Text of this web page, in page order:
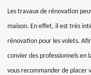
Les travaux de rénovation
maison. En effet, il est très
rénovation pour les volets.
convier des professionnels en
vous recommander de placer